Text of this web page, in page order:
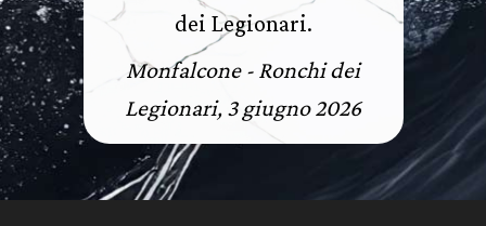
dei Legionari.
Monfalcone - Ronchi dei
Legionari, 3 giugno 2026